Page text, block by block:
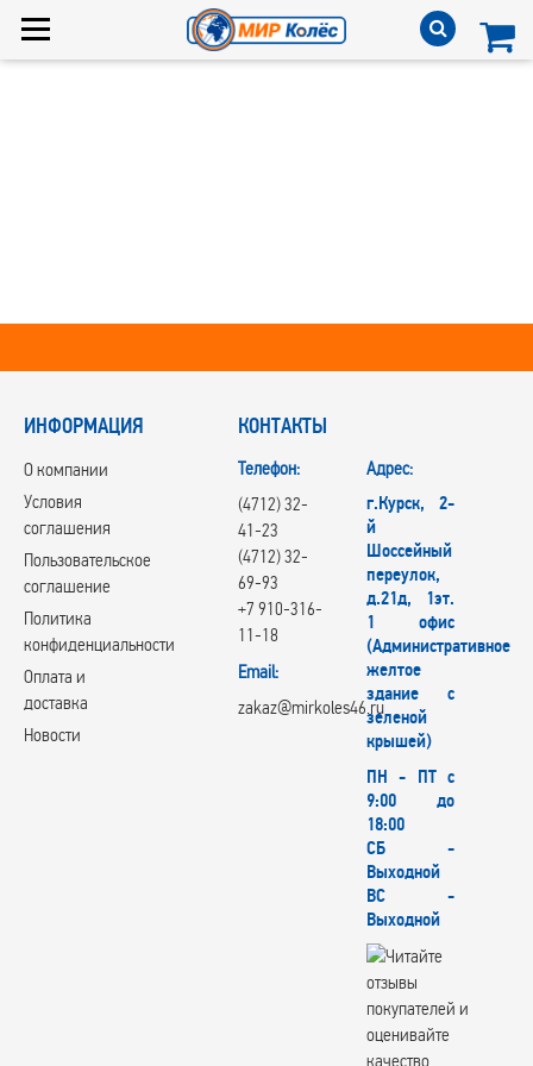
ИНФОРМАЦИЯ
О компании
Условия
соглашения
Пользовательское
соглашение
Политика
конфиденциальности
Оплата и
доставка
Новости
КОНТАКТЫ
Телефон:
(4712) 32-
41-23
(4712) 32-
69-93
+7 910-316-
11-18
Email:
zakaz@mirkoles46.ru
Адрес:
г.Курск, 2-
й
Шоссейный
переулок,
д.21д, 1эт.
1 офис
(Административное
желтое
здание с
зеленой
крышей)
ПН - ПТ с
9:00 до
18:00
СБ -
Выходной
ВС -
Выходной